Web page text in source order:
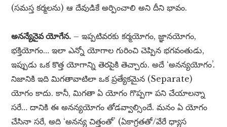
(సమస్త కర్మలను) ఆ దేవుడికే అర్పించాలి అని దీని భావం.
అనన్యేనైవ యోగేన. – ఇప్పటివరకు కర్మయోగం, జ్ఞానయోగం,
భక్తియోగం… ఇలా ఎన్నో యోగాల గురించి చెప్పిన భగవంతుడు,
ఇప్పుడు ఒక కొత్త యోగాన్ని తెరపైకి తెచ్చారు. అదే ‘అనన్యయోగం’.
నిజానికి ఇది మిగతావాటిలా ఒక ప్రత్యేకమైన (Separate)
యోగం కాదు. కానీ, మిగతా ఏ యోగం గొప్పగా పని చేయాలన్నా
సరే… దానికి ఈ అనన్యయోగం తోడవ్వాల్సిందే. మనం ఏ యోగం
చేసినా సరే, అది ‘అనన్య చిత్తంతో’ (ఏకాగ్రతతో/వేరే ధ్యాస